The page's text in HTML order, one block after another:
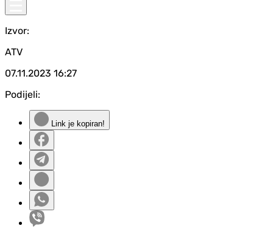
Izvor:
ATV
07.11.2023 16:27
Podijeli:
Link je kopiran!